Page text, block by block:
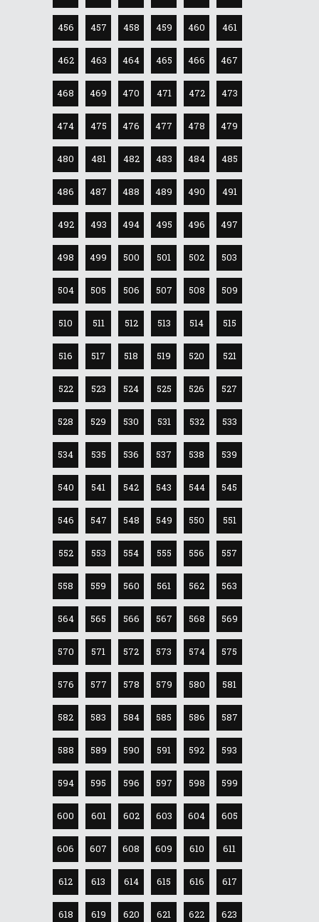
456 457 458 459 460 461
462 463 464 465 466 467
468 469 470 471 472 473
474 475 476 477 478 479
480 481 482 483 484 485
486 487 488 489 490 491
492 493 494 495 496 497
498 499 500 501 502 503
504 505 506 507 508 509
510 511 512 513 514 515
516 517 518 519 520 521
522 523 524 525 526 527
528 529 530 531 532 533
534 535 536 537 538 539
540 541 542 543 544 545
546 547 548 549 550 551
552 553 554 555 556 557
558 559 560 561 562 563
564 565 566 567 568 569
570 571 572 573 574 575
576 577 578 579 580 581
582 583 584 585 586 587
588 589 590 591 592 593
594 595 596 597 598 599
600 601 602 603 604 605
606 607 608 609 610 611
612 613 614 615 616 617
618 619 620 621 622 623